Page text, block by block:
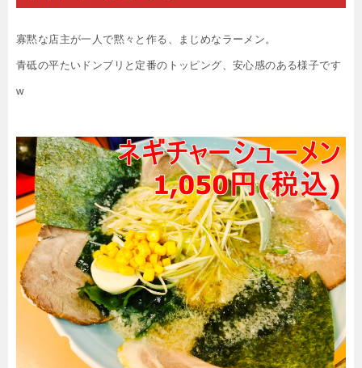
寡黙な店主が一人で黙々と作る、まじめなラーメン。
青砥の平たいドンブリと定番のトッピング、安心感のある様子です
w